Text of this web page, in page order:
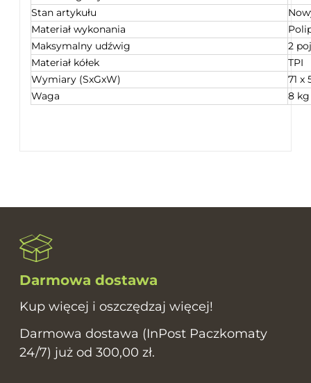
Stan artykułu
Materiał wykonania
Maksymalny udźwig
2
Materiał kółek
TPI
Wymiary (SxGxW)
71 x
Waga
8 kg
Darmowa dostawa
Kup więcej i oszczędzaj więcej!
Darmowa dostawa (InPost Paczkomaty
24/7) już od 300,00 zł.